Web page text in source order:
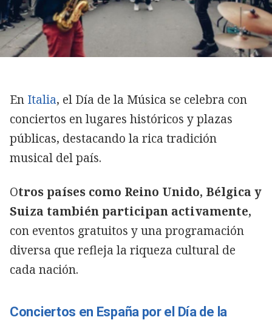
En Italia, el Día de la Música se celebra con
conciertos en lugares históricos y plazas
públicas, destacando la rica tradición
musical del país.
Otros países como Reino Unido, Bélgica y
Suiza también participan activamente,
con eventos gratuitos y una programación
diversa que refleja la riqueza cultural de
cada nación.
Conciertos en España por el Día de la